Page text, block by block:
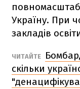
Україну. При
закладів
ЧИТАЙТЕ
скільки